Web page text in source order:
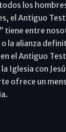
los
el Antiguo
tiene entre
la alianza
el Antiguo
Iglesia con
ofrece un